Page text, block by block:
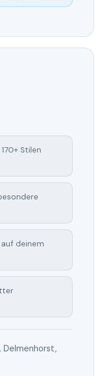
Stilen
deinem
Delmenhorst,